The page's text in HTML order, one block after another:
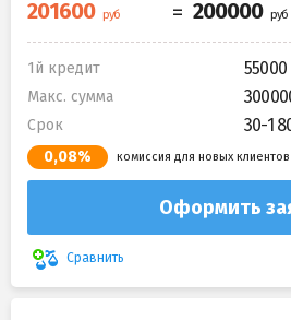
1й кредит
Макс. сумма
Срок 30-1
0,08% комиссия для новых клиентов
Оформить
Сравнить